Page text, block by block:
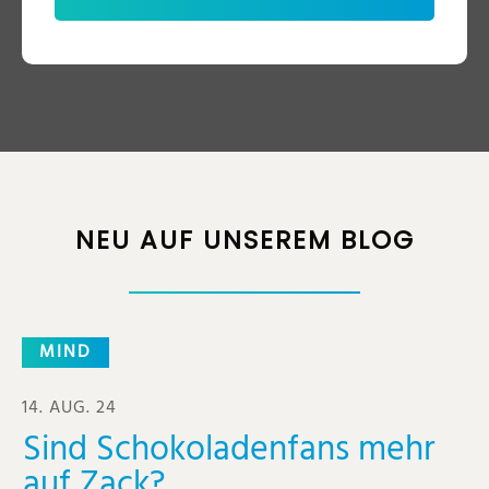
NEU AUF UNSEREM BLOG
MIND
14. AUG. 24
Sind Schokoladenfans mehr